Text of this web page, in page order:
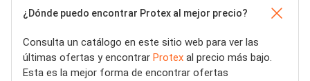
¿Dónde puedo encontrar Protex al mejor precio?
Consulta un catálogo en este sitio web para ver las
últimas ofertas y encontrar Protex al precio más bajo.
Esta es la mejor forma de encontrar ofertas